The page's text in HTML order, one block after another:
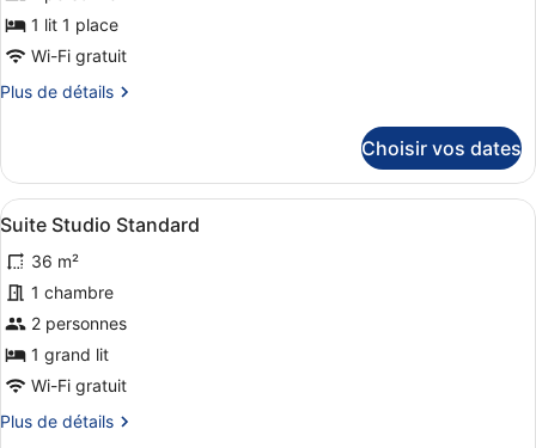
type
de
chambre :
Tente
lac
1 lit 1 place
Wi-Fi gratuit
Plus de détails
Plus
le
type
de
Tente
Panoramique,
vue
lac
Choisir vos dates
Afficher
toutes
les
photos
pour
ce
type
chambre :
Une pièce comprenant un lit,
17
Suite Studio Standard
36 m²
1 chambre
2 personnes
1 grand lit
Wi-Fi gratuit
Plus de détails
Plus